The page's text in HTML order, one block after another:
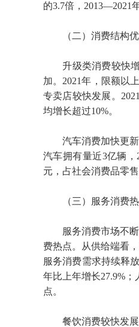
的3.7倍，2013—2021
（二）消费结构
升级类消费较快
加。2021年，限额以
专卖店较快发展。
均增长超过10%。
汽车消费加快更
汽车拥有量近3亿辆
元，占社会消费品零
（三）服务消费
服务消费市场不
费热点。从供给端看
服务消费需求持续释
年比上年增长27.9%
点。
餐饮消费较快发